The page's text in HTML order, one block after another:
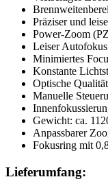
Präziser und
Power-Zoom
Leiser Autofokus
Minimiertes
Konstante
Optische
Manuelle
Gewicht: ca.
Anpassbarer
Fokusring mit
Lieferumfang: